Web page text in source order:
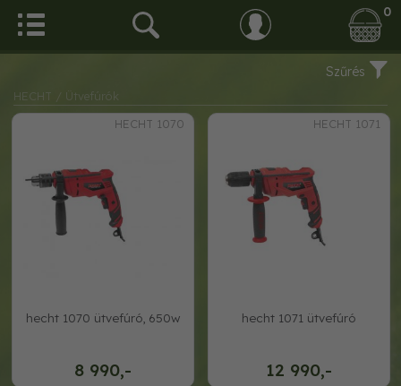
0
Szűrés
HECHT
/ Ütvefúrók
HECHT 1070
8 990,-
hecht 1070 ütvefúró, 650w
HECHT 1071
12 990,-
hecht 1071 ütvefúró